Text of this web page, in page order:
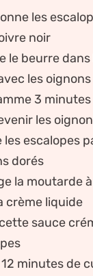
les
noir
le beurre
les oignons
3 minutes
les
escalopes
dorés
la moutarde
crème liquide
sauce
minutes de